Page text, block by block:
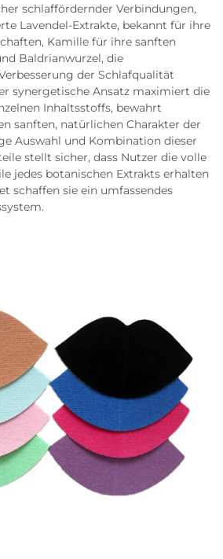
schlaffördernder Verbindungen,
Lavendel-Extrakte, bekannt für ihre
Kamille für ihre sanften
Baldrianwurzel, die
der Schlafqualität
synergetische Ansatz maximiert die
Inhaltsstoffs, bewahrt
sanften, natürlichen Charakter der
Auswahl und Kombination dieser
stellt sicher, dass Nutzer die volle
jedes botanischen Extrakts erhalten
schaffen sie ein umfassendes